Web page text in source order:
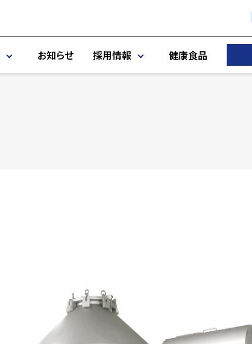
お知らせ 採用情報 健康食品